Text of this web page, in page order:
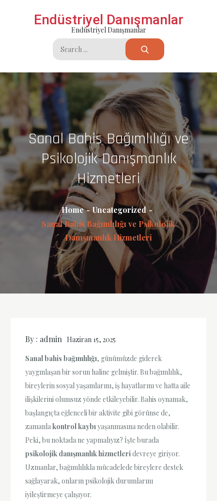
Endüstriyel Danışmanlar
Endüstriyel Danışmanlar
Search
for:
Sanal Bahis Bağımlılığı ve
Psikolojik Danışmanlık
Hizmetleri
Home
Uncategorized
Sanal Bahis Bağımlılığı ve Psikolojik
Danışmanlık Hizmetleri
By : admin Haziran 15, 2025
Sanal bahis bağımlılığı, günümüzde giderek
yaygınlaşan bir sorun haline gelmiştir. Bu bağımlılık,
bireylerin sosyal yaşamlarını, iş hayatlarını ve hatta aile
ilişkilerini olumsuz yönde etkileyebilir. Bahis oynamak,
başlangıçta eğlenceli bir aktivite gibi görünse de,
zamanlakontrol kaybıyaşanmasına neden olabilir.
Peki, bu noktada ne yapmalıyız? İşte burada
psikolojik danışmanlık hizmetleridevreye giriyor.
Uzmanlar, bağımlılıkla mücadelede bireylere destek
sağlayarak, onların psikolojik durumlarını
iyileştirmeye çalışıyor.